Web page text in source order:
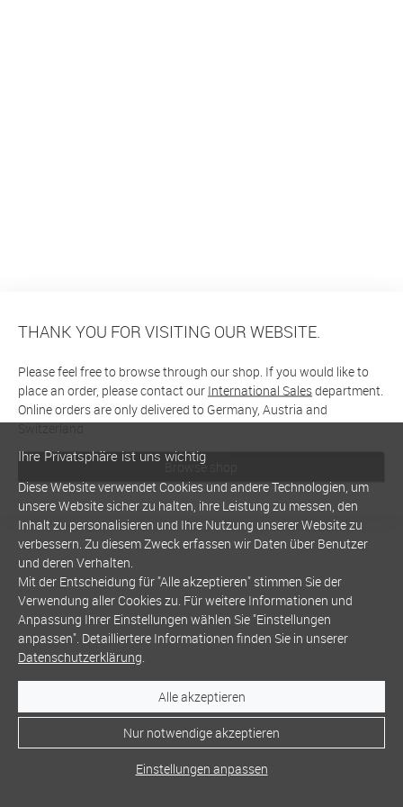
THANK YOU FOR VISITING OUR WEBSITE.
Please feel free to browse through our shop. If you would like to
place an order, please contact our International Salesdepartment.
Online orders are only delivered to Germany, Austria and
Switzerland
Browse shop
Ihre Privatsphäre ist uns wichtig
Diese Website verwendet Cookies und andere Technologien, um
unsere Website sicher zu halten, ihre Leistung zu messen, den
Inhalt zu personalisieren und Ihre Nutzung unserer Website zu
verbessern. Zu diesem Zweck erfassen wir Daten über Benutzer
und deren Verhalten.
Mit der Entscheidung für "Alle akzeptieren" stimmen Sie der
Verwendung aller Cookies zu. Für weitere Informationen und
Anpassung Ihrer Einstellungen wählen Sie "Einstellungen
anpassen". Detailliertere Informationen finden Sie in unserer
Datenschutzerklärung.
Alle akzeptieren
Nur notwendige akzeptieren
Einstellungen anpassen